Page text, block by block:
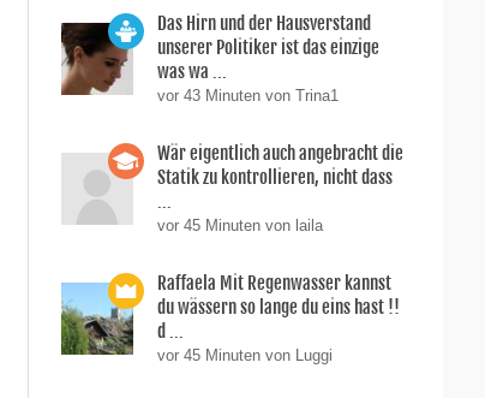
Das Hirn und der Hausverstand
unserer Politiker ist das einzige
was wa ...
vor 43 Minuten von Trina1
Wär eigentlich auch angebracht die
Statik zu kontrollieren, nicht dass
...
vor 45 Minuten von laila
Raffaela Mit Regenwasser kannst
du wässern so lange du eins hast !!
d ...
vor 45 Minuten von Luggi